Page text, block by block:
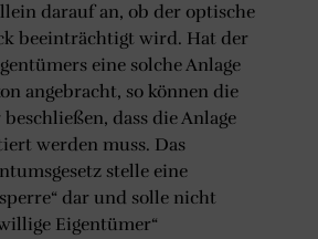
darauf an, ob der optische
beeinträchtigt wird. Hat der
eine solche Anlage
angebracht, so können die
dass die Anlage
werden muss. Das
stelle eine
dar und solle nicht
Eigentümer“